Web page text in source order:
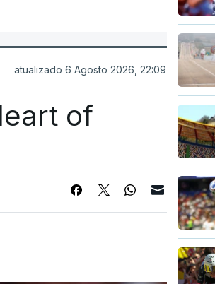
atualizado 6 Agosto 2026, 22:09
of